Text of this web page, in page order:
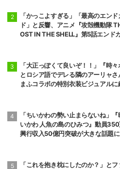
「かっこよすぎる」「最高のエンド
ド」と反響、アニメ『攻殻機動隊
OST IN THE SHELL』第5話エンド
「大正っぽくて良いぞ！！」『時々
とロシア語でデレる隣のアーリャさ
まふコラボの特別衣装ビジュアルに
「ちいかわの勢い止まらないね」『
いかわ 人魚の島のひみつ』動員350
興行収入50億円突破が大きな話題に
「これを抱き枕にしたのか？」とフ